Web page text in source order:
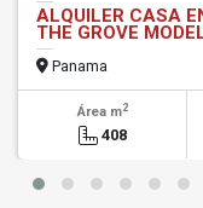
ALQUILER CASA
THE GROVE
Panama
Área m2
408